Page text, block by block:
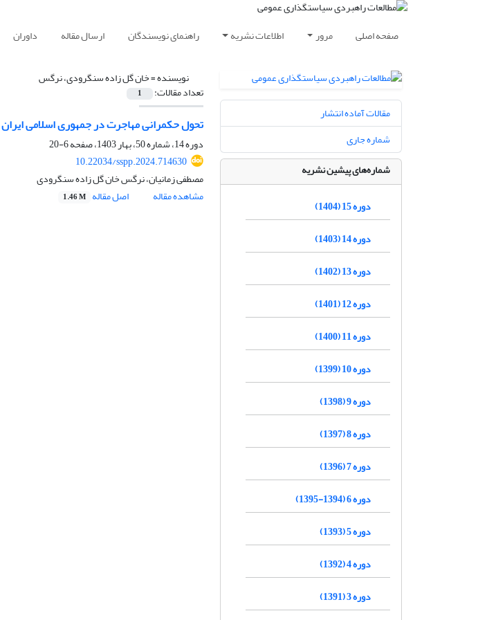
صفحه اصلی مرور اطلاعات نشریه راهنمای نویسندگان ارسال مقاله داوران
نویسنده =خان گل زاده سنگرودی، نرگس
تعداد مقالات: 1
تحول حکمرانی مهاجرت در جمهوری اسلامی ایران
دوره 14، شماره 50، بهار 1403، صفحه
6-20
10.22034/sspp.2024.714630
مصطفی زمانیان، نرگس خان گل زاده سنگرودی
مشاهده مقاله
اصل مقاله 1.46 M
مقالات آماده انتشار
شماره جاری
شماره‌های پیشین نشریه
دوره 15 (1404)
دوره 14 (1403)
دوره 13 (1402)
دوره 12 (1401)
دوره 11 (1400)
دوره 10 (1399)
دوره 9 (1398)
دوره 8 (1397)
دوره 7 (1396)
دوره 6 (1394-1395)
دوره 5 (1393)
دوره 4 (1392)
دوره 3 (1391)